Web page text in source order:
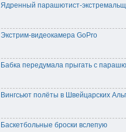
Ядренный парашютист-
Экстрим-видеокамера GoPro
Бабка передумала прыгать с
Вингсьют полёты в Швейцарских
Баскетбольные броски вслепую